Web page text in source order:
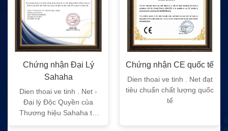
Chứng nhận Đại Lý
Sahaha
Dien thoai ve tinh . Net -
Đại lý Độc Quyền của
Thương hiệu Sahaha tại
Chứng nhận CE quốc tế
Dien thoai ve tinh . Net đạt
tiêu chuẩn chất lượng quốc
tế